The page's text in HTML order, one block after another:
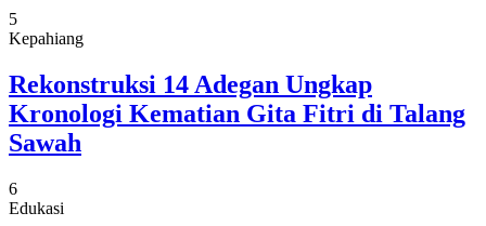
5
Kepahiang
Rekonstruksi 14 Adegan Ungkap
Kronologi Kematian Gita Fitri di Talang
Sawah
6
Edukasi